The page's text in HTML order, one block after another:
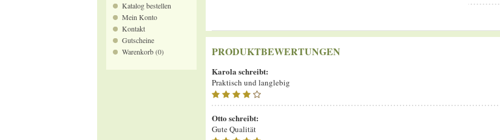
Katalog bestellen
Mein Konto
Kontakt
Gutscheine
Warenkorb (0)
PRODUKTBEWERTUNGEN
Karola schreibt:
Praktisch und langlebig
Otto schreibt:
Gute Qualität